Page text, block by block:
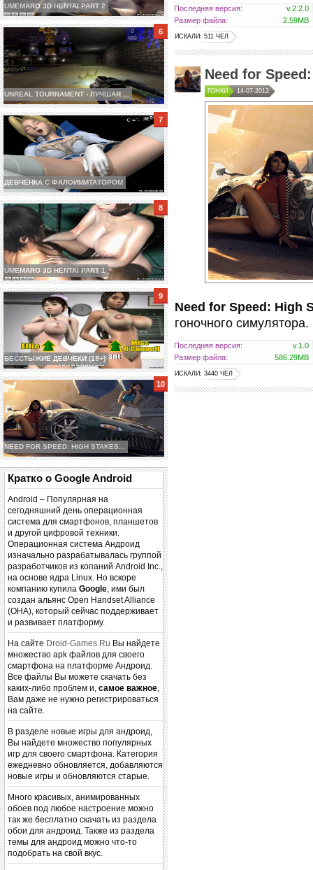
UMEMARO 3D HENTAI PART 2
UNREAL TOURNAMENT - ЛУЧШАЯ ...
ДЕВЧЕНКА С ФАЛОИМИТАТОРОМ
UMEMARO 3D HENTAI PART 1
БЕССТЫЖИЕ ДЕВЧЕКИ (18+)
NEED FOR SPEED: HIGH STAKES...
Кратко о Google Android
Android – Популярная на
сегодняшний день операционная
система для смартфонов, планшетов
и другой цифровой техники.
Операционная система Андроид
изначально разрабатывалась группой
разработчиков из копаний Android Inc.,
на основе ядра Linux. Но вскоре
компанию купила Google, ими был
создан альянс Open Handset Alliance
(OHA), который сейчас поддерживает
и развивает платформу.
На сайте Droid-Games.Ru Вы найдете
множество apk файлов для своего
смартфона на платформе Андроид.
Все файлы Вы можете скачать без
каких-либо проблем и, самое важное,
Вам даже не нужно регистрироваться
на сайте.
В разделе новые игры для андроид,
Вы найдете множество популярных
игр для своего смартфона. Категория
ежедневно обновляется, добавляются
новые игры и обновляются старые.
Много красивых, анимированных
обоев под любое настроение можно
так же бесплатно скачать из раздела
обои для андроид. Также из раздела
темы для андроид можно что-то
подобрать на свой вкус.
Последняя версия:
v.2.2.0
Размер файла:
2.59MB
ИСКАЛИ: 511 ЧЕЛ
Need for
ГОНКИ 14-07-2012
Need for Speed: High
гоночного симулятора.
Последняя версия:
v.1.0
Размер файла:
586.29MB
ИСКАЛИ: 3440 ЧЕЛ